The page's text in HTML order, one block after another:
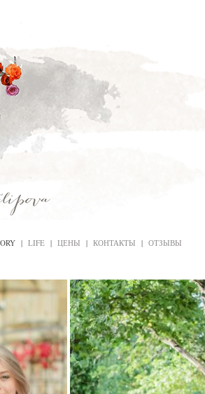
| LIFE | ЦЕНЫ | КОНТАКТЫ | ОТЗЫВЫ